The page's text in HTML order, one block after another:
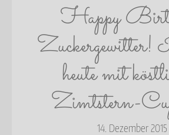
Happy
Zuckergewitter!
heute mit
Zimtstern-
14. Dezember 2015